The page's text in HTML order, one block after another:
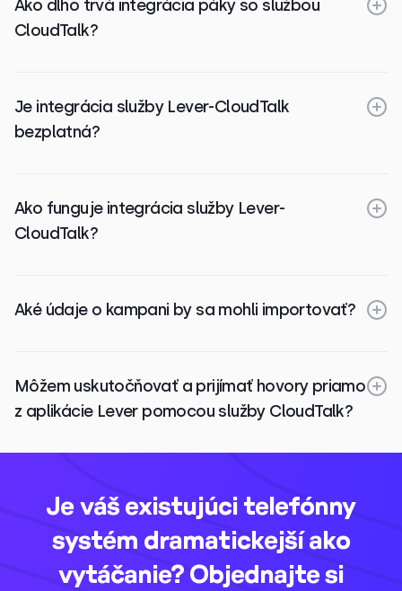
Ako dlho trvá integrácia páky so službou
CloudTalk?
Je integrácia služby Lever-CloudTalk
bezplatná?
Ako funguje integrácia služby Lever-
CloudTalk?
Aké údaje o kampani by sa mohli importovať?
Môžem uskutočňovať a prijímať hovory priamo
z aplikácie Lever pomocou služby CloudTalk?
Je váš existujúci telefónny
systém dramatickejší ako
vytáčanie? Objednajte si